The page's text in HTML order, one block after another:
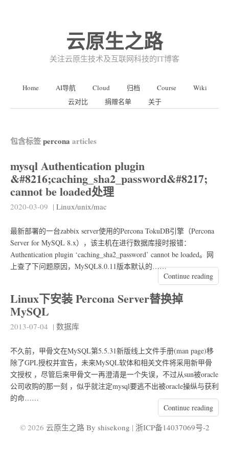
云原生之路
关注云原生技术及互联网科技的IT博客
Home AI导航 Cloud 归档 Course
Wiki
云对比
捐赠名单 关于
包含标签percona articles
mysql Authentication plugin
&#8216;caching_sha2_password&#8217;
cannot be loaded处理
2020-03-09 | Linux/unix/mac
最新部署的一台zabbix server使用的Percona TokuDB引擎（Percona
Server for MySQL 8.x），该主机在进行数据库接时报错：
Authentication plugin ‘caching_sha2_password’ cannot be loaded。网
上查了下问题原因，MySQL8.0.11版本默认的……
Continue reading
Linux下安装 Percona Server替换掉
MySQL
2013-07-04 | 数据库
不久前，甲骨文在MySQL第5.5.31新版线上文件手册(man page)移
除了GPL授权并宣告，未来MySQL软体和相关文件将采用新甲骨
文授权 ，尽管后来甲骨文一再澄清是一个失误，不过从sun被oracle
公司收购的那一刻 ，似乎就注定mysql要逃不出被oracle操纵与获利
的命……
Continue reading
© 2026 云原生之路 By shisekong | 浙ICP备14037069号-2